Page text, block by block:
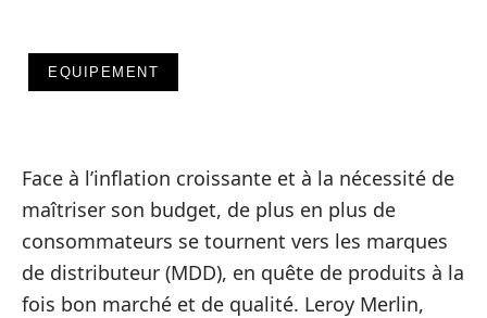
EQUIPEMENT
Face à l’inflation croissante et à la nécessité de
maîtriser son budget, de plus en plus de
consommateurs se tournent vers les marques
de distributeur (MDD), en quête de produits à la
fois bon marché et de qualité. Leroy Merlin,